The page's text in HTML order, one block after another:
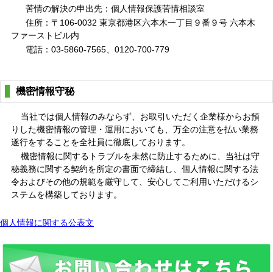
苦情の解決の申出先：個人情報保護苦情相談室
住所：〒106-0032 東京都港区六本木一丁目９番９号 六本木
ファーストビル内
電話：03-5860-7565、0120-700-779
機密情報守秘
当社では個人情報のみならず、お取引いただく企業様からお預
りした機密情報の管理・運用においても、万全の注意を払い業務
遂行をすることを全社員に徹底しております。
機密情報に関するトラブルを未然に防止するために、当社は守
秘義務に関する契約を所定の書面で締結し、個人情報に関する法
令およびその他の規範を厳守して、安心してご利用いただけるシ
ステムを構築しております。
個人情報に関する公表文